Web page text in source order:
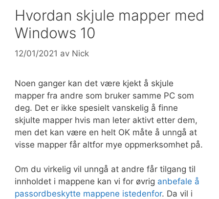
Hvordan skjule mapper med
Windows 10
12/01/2021 av Nick
Noen ganger kan det være kjekt å skjule
mapper fra andre som bruker samme PC som
deg. Det er ikke spesielt vanskelig å finne
skjulte mapper hvis man leter aktivt etter dem,
men det kan være en helt OK måte å unngå at
visse mapper får altfor mye oppmerksomhet på.
Om du virkelig vil unngå at andre får tilgang til
innholdet i mappene kan vi for øvrig anbefale å
passordbeskytte mappene istedenfor. Da vil i